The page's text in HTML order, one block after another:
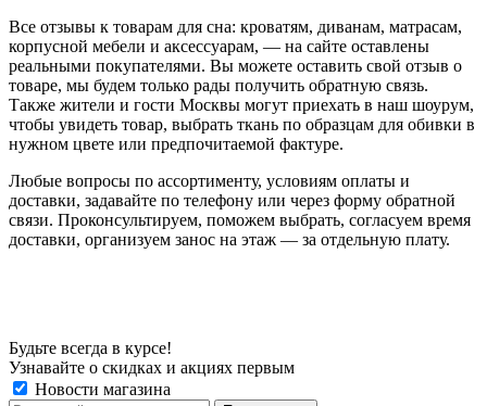
Все отзывы к товарам для сна: кроватям, диванам, матрасам,
корпусной мебели и аксессуарам, — на сайте оставлены
реальными покупателями. Вы можете оставить свой отзыв о
товаре, мы будем только рады получить обратную связь.
Также жители и гости Москвы могут приехать в наш шоурум,
чтобы увидеть товар, выбрать ткань по образцам для обивки в
нужном цвете или предпочитаемой фактуре.
Любые вопросы по ассортименту, условиям оплаты и
доставки, задавайте по телефону или через форму обратной
связи. Проконсультируем, поможем выбрать, согласуем время
доставки, организуем занос на этаж — за отдельную плату.
Будьте всегда в курсе!
Узнавайте о скидках и акциях первым
Новости магазина